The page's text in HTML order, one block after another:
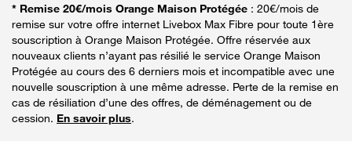
* Remise 20€/mois Orange Maison Protégée : 20€/mois de
remise sur votre offre internet Livebox Max Fibre pour toute 1ère
souscription à Orange Maison Protégée. Offre réservée aux
nouveaux clients n’ayant pas résilié le service Orange Maison
Protégée au cours des 6 derniers mois et incompatible avec une
nouvelle souscription à une même adresse. Perte de la remise en
cas de résiliation d’une des offres, de déménagement ou de
cession. En savoir plus.